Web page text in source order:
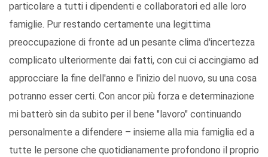
particolare a tutti i dipendenti e collaboratori ed alle loro
famiglie. Pur restando certamente una legittima
preoccupazione di fronte ad un pesante clima d'incertezza
complicato ulteriormente dai fatti, con cui ci accingiamo ad
approcciare la fine dell'anno e l'inizio del nuovo, su una cosa
potranno esser certi. Con ancor più forza e determinazione
mi batterò sin da subito per il bene "lavoro" continuando
personalmente a difendere – insieme alla mia famiglia ed a
tutte le persone che quotidianamente profondono il proprio